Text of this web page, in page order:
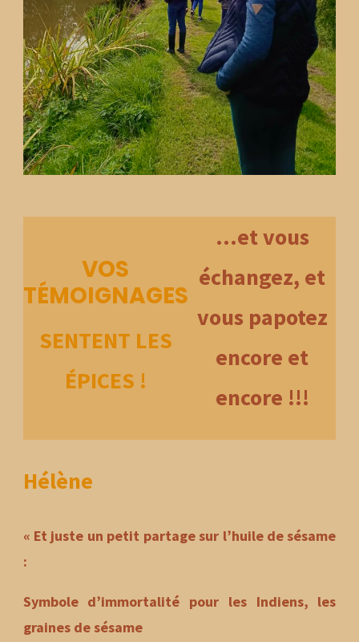
VOS
TÉMOIGNAGES
SENTENT LES
ÉPICES !
…et vous
échangez, et
vous papotez
encore et
encore !!!
Hélène
« Et juste un petit partage sur l’huile de sésame
:
Symbole d’immortalité pour les Indiens, les
graines de sésame